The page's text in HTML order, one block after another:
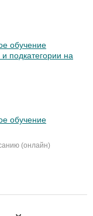
обучение
подкатегории на
обучение
(онлайн)